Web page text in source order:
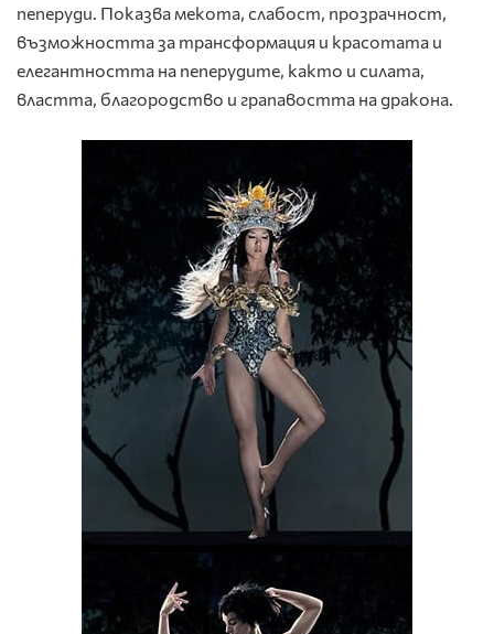
пеперуди. Показва мекота, слабост, прозрачност,
възможността за трансформация и красотата и
елегантността на пеперудите, както и силата,
властта, благородство и грапавостта на дракона.